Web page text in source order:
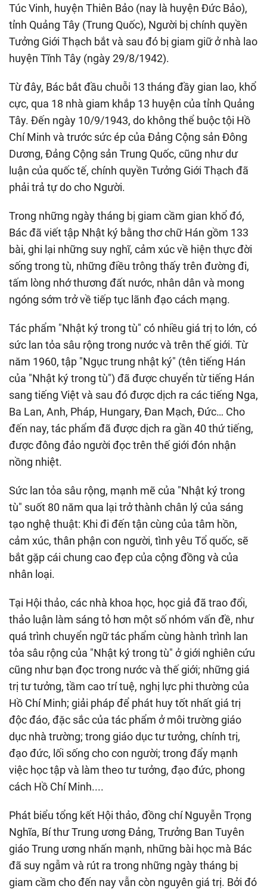
Túc Vinh, huyện Thiên Bảo (nay là huyện Đức Bảo),
tỉnh Quảng Tây (Trung Quốc), Người bị chính quyền
Tưởng Giới Thạch bắt và sau đó bị giam giữ ở nhà lao
huyện Tĩnh Tây (ngày 29/8/1942).
Từ đây, Bác bắt đầu chuỗi 13 tháng đầy gian lao, khổ
cực, qua 18 nhà giam khắp 13 huyện của tỉnh Quảng
Tây. Đến ngày 10/9/1943, do không thể buộc tội Hồ
Chí Minh và trước sức ép của Đảng Cộng sản Đông
Dương, Đảng Cộng sản Trung Quốc, cũng như dư
luận của quốc tế, chính quyền Tưởng Giới Thạch đã
phải trả tự do cho Người.
Trong những ngày tháng bị giam cầm gian khổ đó,
Bác đã viết tập Nhật ký bằng thơ chữ Hán gồm 133
bài, ghi lại những suy nghĩ, cảm xúc về hiện thực đời
sống trong tù, những điều trông thấy trên đường đi,
tấm lòng nhớ thương đất nước, nhân dân và mong
ngóng sớm trở về tiếp tục lãnh đạo cách mạng.
Tác phẩm "Nhật ký trong tù" có nhiều giá trị to lớn, có
sức lan tỏa sâu rộng trong nước và trên thế giới. Từ
năm 1960, tập "Ngục trung nhật ký" (tên tiếng Hán
của "Nhật ký trong tù") đã được chuyển từ tiếng Hán
sang tiếng Việt và sau đó được dịch ra các tiếng Nga,
Ba Lan, Anh, Pháp, Hungary, Đan Mạch, Đức… Cho
đến nay, tác phẩm đã được dịch ra gần 40 thứ tiếng,
được đông đảo người đọc trên thế giới đón nhận
nồng nhiệt.
Sức lan tỏa sâu rộng, mạnh mẽ của "Nhật ký trong
tù" suốt 80 năm qua lại trở thành chân lý của sáng
tạo nghệ thuật: Khi đi đến tận cùng của tâm hồn,
cảm xúc, thân phận con người, tình yêu Tổ quốc, sẽ
bắt gặp cái chung cao đẹp của cộng đồng và của
nhân loại.
Tại Hội thảo, các nhà khoa học, học giả đã trao đổi,
thảo luận làm sáng tỏ hơn một số nhóm vấn đề, như
quá trình chuyển ngữ tác phẩm cùng hành trình lan
tỏa sâu rộng của "Nhật ký trong tù" ở giới nghiên cứu
cũng như bạn đọc trong nước và thế giới; những giá
trị tư tưởng, tầm cao trí tuệ, nghị lực phi thường của
Hồ Chí Minh; giải pháp để phát huy tốt nhất giá trị
độc đáo, đặc sắc của tác phẩm ở môi trường giáo
dục nhà trường; trong giáo dục tư tưởng, chính trị,
đạo đức, lối sống cho con người; trong đẩy mạnh
việc học tập và làm theo tư tưởng, đạo đức, phong
cách Hồ Chí Minh....
Phát biểu tổng kết Hội thảo, đồng chí Nguyễn Trọng
Nghĩa, Bí thư Trung ương Đảng, Trưởng Ban Tuyên
giáo Trung ương nhấn mạnh, những bài học mà Bác
đã suy ngẫm và rút ra trong những ngày tháng bị
giam cầm cho đến nay vẫn còn nguyên giá trị. Bởi đó